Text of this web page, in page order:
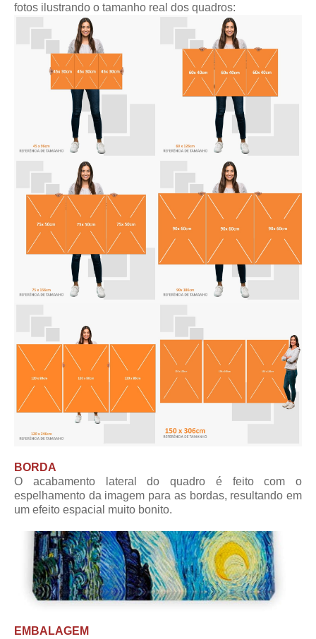
fotos ilustrando o tamanho real dos quadros:
BORDA
O acabamento lateral do quadro é feito com o
espelhamento da imagem para as bordas, resultando em
um efeito espacial muito bonito.
EMBALAGEM